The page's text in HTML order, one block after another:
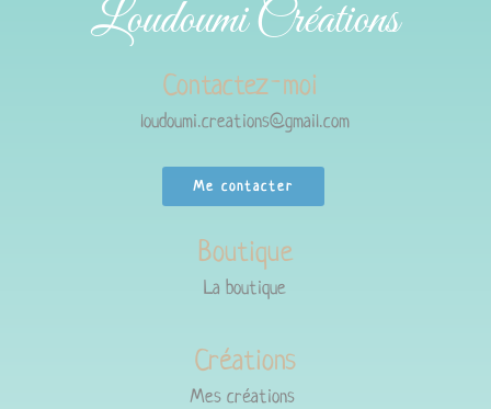
Loudoumi Créations
Contactez-moi
loudoumi.creations@gmail.com
Me contacter
Boutique
La boutique
Créations
Mes créations